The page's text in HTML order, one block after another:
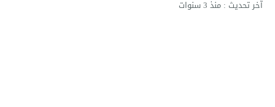
آخر تحديث : منذ 3 سنوات